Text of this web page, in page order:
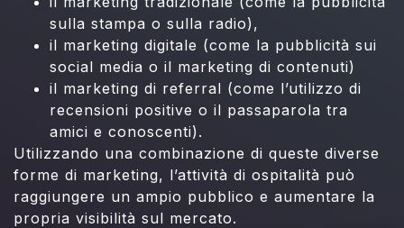
sulla stampa o sulla radio),
il marketing digitale (come la pubblicità sui
social media o il marketing di contenuti)
il marketing di referral (come l’utilizzo di
recensioni positive o il passaparola tra
amici e conoscenti).
Utilizzando una combinazione di queste diverse
forme di marketing, l’attività di ospitalità può
raggiungere un ampio pubblico e aumentare la
propria visibilità sul mercato.